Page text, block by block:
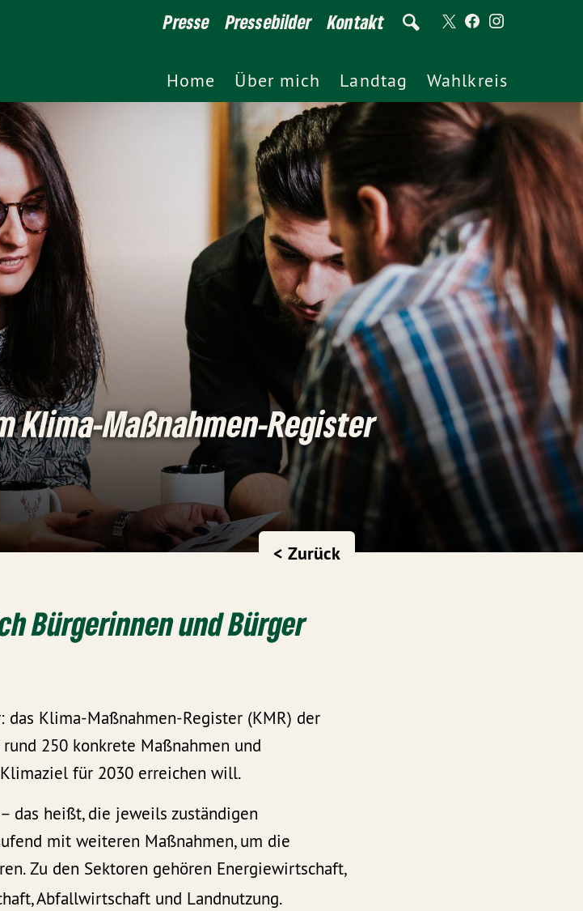
Presse Pressebilder Kontakt
Home Über mich Landtag Wahlkreis
Klima-Maßnahmen-Register
< Zurück
Bürgerinnen und Bürger
Klima-Maßnahmen-Register (KMR) der
250 konkrete Maßnahmen und
für 2030 erreichen will.
das heißt, die jeweils zuständigen
mit weiteren Maßnahmen, um die
Zu den Sektoren gehören Energiewirtschaft,
Abfallwirtschaft und Landnutzung.